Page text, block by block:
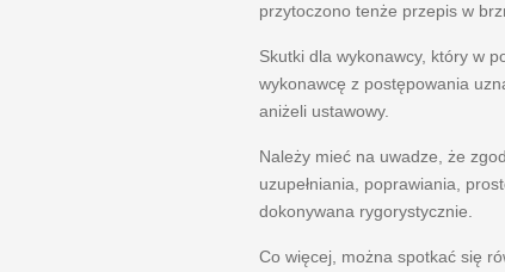
przytoczono tenże przepis w
Skutki dla wykonawcy, który w
wykonawcę z postępowania
aniżeli ustawowy.
Należy mieć na uwadze, że
uzupełniania, poprawiania,
dokonywana rygorystycznie.
Co więcej, można spotkać się